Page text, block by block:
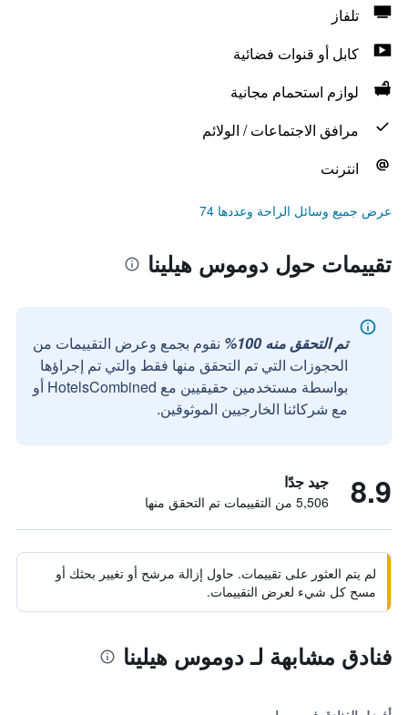
تلفاز
كابل أو قنوات فضائية
لوازم استحمام مجانية
مرافق الاجتماعات / الولائم
انترنت
عرض جميع وسائل الراحة وعددها 74
تقييمات حول دوموس هيلينا
تم التحقق منه 100%
نقوم بجمع وعرض التقييمات من
الحجوزات التي تم التحقق منها فقط والتي تم إجراؤها
بواسطة مستخدمين حقيقيين مع HotelsCombined أو
مع شركائنا الخارجيين الموثوقين.
8.9 جيد جدًا
5,506 من التقييمات تم التحقق منها
لم يتم العثور على تقييمات. حاول إزالة مرشح أو تغيير بحثك أو
مسح كل شيء لعرض التقييمات.
فنادق مشابهة لـ دوموس هيلينا